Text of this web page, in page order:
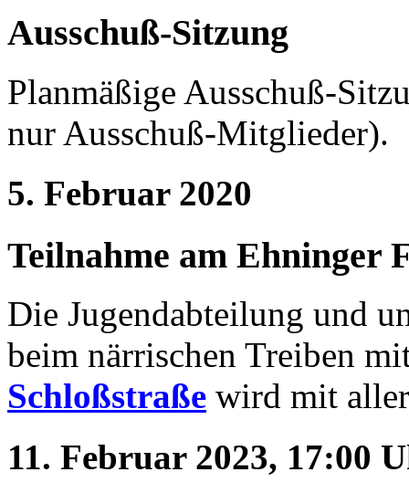
Ausschuß-Sitzung
Planmäßige Ausschuß-
nur Ausschuß-Mitglieder).
5. Februar 2020
Teilnahme am Ehninger
Die Jugendabteilung und
beim närrischen Treiben
Schloßstraße wird mit
11. Februar 2023, 17:00